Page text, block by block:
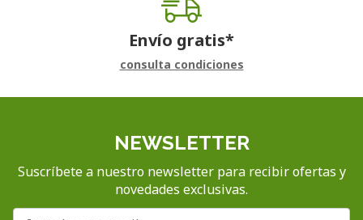
Envío gratis*
consulta condiciones
NEWSLETTER
Suscríbete a nuestro newsletter para recibir ofertas y
novedades exclusivas.